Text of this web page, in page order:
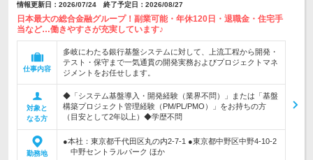
情報更新日：2026/07/24 終了予定日：2026/08/27
日本最大の総合金融グループ！副業可能・年休120日・退職金・住宅手
当など…働きやすさが充実しています♪
仕事内容
多岐にわたる銀行基盤システムに対して、上流工程から開発・
テスト・保守まで一気通貫の開発実務およびプロジェクトマネ
ジメントをお任せします。
対象と
なる方
◆「システム基盤導入・開発経験（業界不問）」または「基盤
構築プロジェクト管理経験（PM/PL/PMO）」をお持ちの方
（目安として2年以上）◆学歴不問
勤務地
●本社：東京都千代田区丸の内2-7-1 ●東京都中野区中野4-10-2
中野セントラルパーク ほか